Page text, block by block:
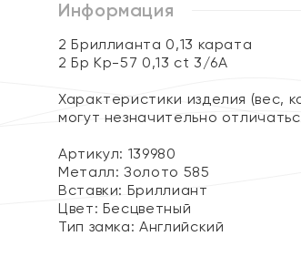
Информация
2 Бриллианта 0,13 карата
2 Бр Кр-57 0,13 ct 3/6А
Характеристики изделия (вес,
могут незначительно
Артикул: 139980
Металл:Золото 585
Вставки: Бриллиант
Цвет: Бесцветный
Тип замка:Английский